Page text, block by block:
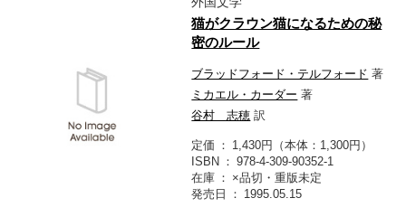
猫がクラウン猫になるための秘
密のルール
ブラッドフォード・テルフォード 著
ミカエル・カーダー 著
谷村 志穂 訳
定価
1,430円（本体：1,300円）
ISBN
978-4-309-90352-1
在庫
×品切・重版未定
発売日
1995.05.15